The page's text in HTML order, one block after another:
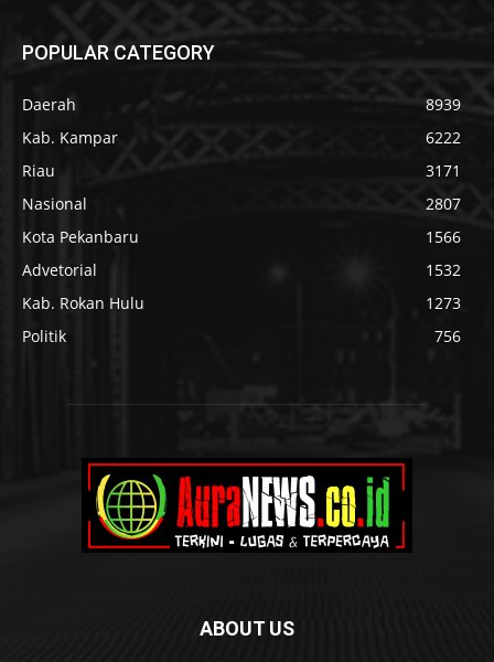
POPULAR CATEGORY
Daerah
8939
Kab. Kampar
6222
Riau
3171
Nasional
2807
Kota Pekanbaru
1566
Advetorial
1532
Kab. Rokan Hulu
1273
Politik
756
ABOUT US